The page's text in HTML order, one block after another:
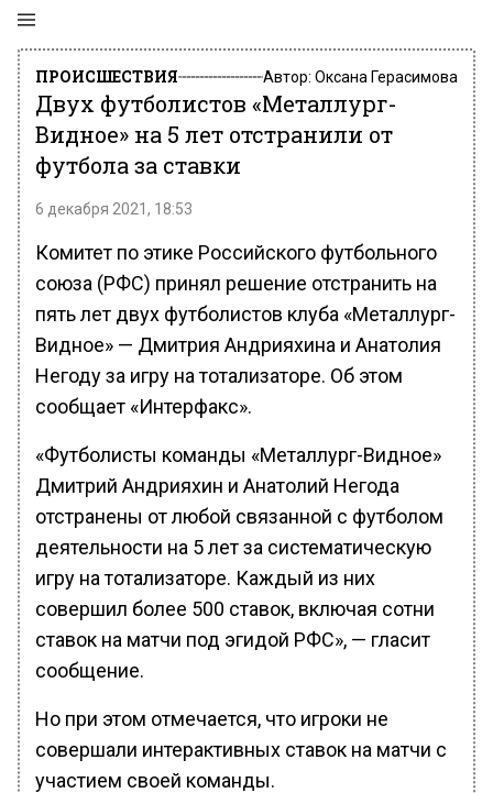
ПРОИСШЕСТВИЯ Автор: Оксана Герасимова
Двух футболистов «Металлург-
Видное» на 5 лет отстранили от
футбола за ставки
6 декабря 2021, 18:53
Комитет по этике Российского футбольного
союза (РФС) принял решение отстранить на
пять лет двух футболистов клуба «Металлург-
Видное» — Дмитрия Андрияхина и Анатолия
Негоду за игру на тотализаторе. Об этом
сообщает «Интерфакс».
«Футболисты команды «Металлург-Видное»
Дмитрий Андрияхин и Анатолий Негода
отстранены от любой связанной с футболом
деятельности на 5 лет за систематическую
игру на тотализаторе. Каждый из них
совершил более 500 ставок, включая сотни
ставок на матчи под эгидой РФС», — гласит
сообщение.
Но при этом отмечается, что игроки не
совершали интерактивных ставок на матчи с
участием своей команды.